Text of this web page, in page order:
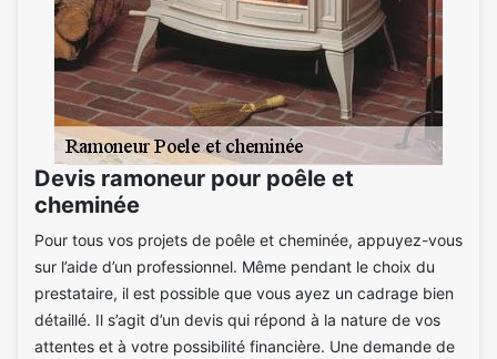
Devis ramoneur pour poêle et
cheminée
Pour tous vos projets de poêle et cheminée, appuyez-vous
sur l’aide d’un professionnel. Même pendant le choix du
prestataire, il est possible que vous ayez un cadrage bien
détaillé. Il s’agit d’un devis qui répond à la nature de vos
attentes et à votre possibilité financière. Une demande de